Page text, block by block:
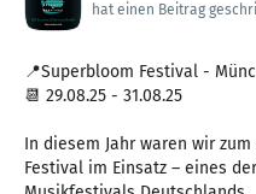
hat einen Beitrag
📍Superbloom Festival -
📆 29.08.25 - 31.08.25
In diesem Jahr waren wir zum
Festival im Einsatz – eines